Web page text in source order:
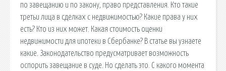
по завещанию и по закону, право представления. Кто такие
третьи лица в сделках с недвижимостью? Какие права у них
есть? Кто из них может. Какая стоимость оценки
недвижимости для ипотеки в Сбербанке? В статье вы узнаете
какие. Законодательство предусматривает возможность
оспорить завещание в суде. Но сделать это. С какого момента